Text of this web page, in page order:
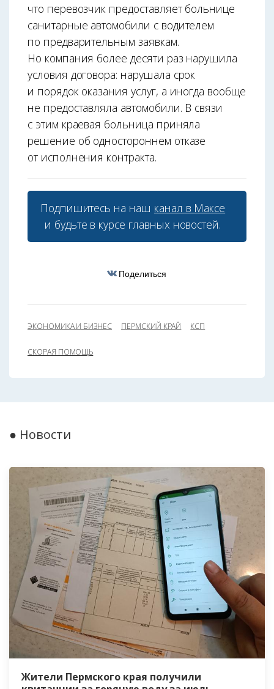
что перевозчик предоставляет больнице
санитарные автомобили с водителем
по предварительным заявкам.
Но компания более десяти раз нарушила
условия договора: нарушала срок
и порядок оказания услуг, а иногда вообще
не предоставляла автомобили. В связи
с этим краевая больница приняла
решение об одностороннем отказе
от исполнения контракта.
Подпишитесь на наш канал в Максе
и будьте в курсе главных новостей.
Поделиться
ЭКОНОМИКА И БИЗНЕС ПЕРМСКИЙ КРАЙ КСП
СКОРАЯ ПОМОЩЬ
● Новости
Жители Пермского края получили